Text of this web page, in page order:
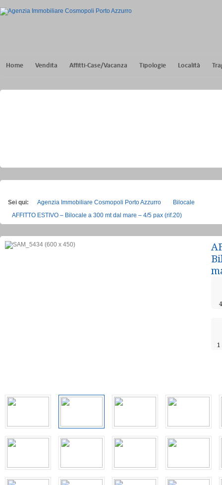
Home Vendita Affitti-Case/Vacanza Tipologie Località
Sei qui: Agenzia Immobiliare Cosmopoli Porto Azzurro
Bilocale
AFFITTO ESTIVO – Bilocale a 300 mt dal mare – 4/5 pax (rif.20)
1